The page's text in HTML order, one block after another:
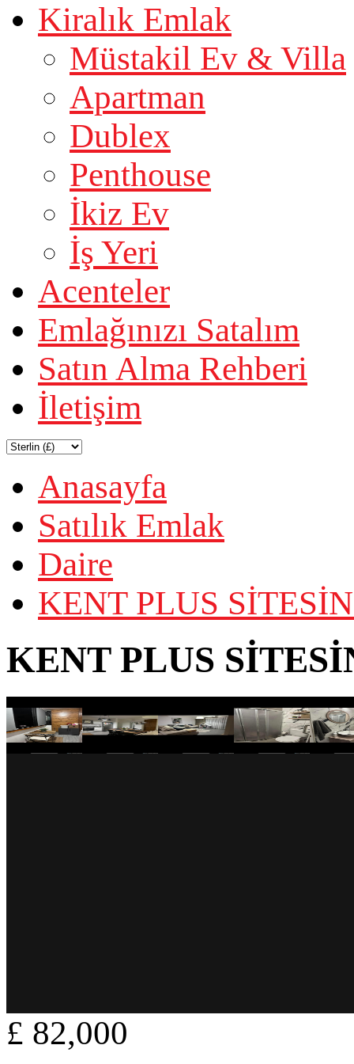
Kiralık Emlak
Müstakil Ev & Villa
Apartman
Dublex
Penthouse
İkiz Ev
İş Yeri
Acenteler
Emlağınızı Satalım
Satın Alma Rehberi
İletişim
Anasayfa
Satılık Emlak
Daire
KENT PLUS
KENT PLUS
£ 82,000